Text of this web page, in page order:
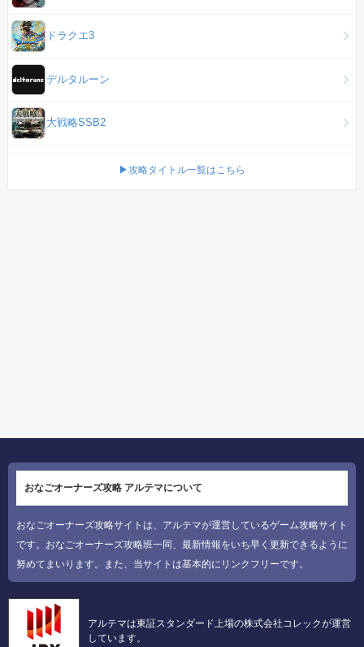
ドラクエ3
デルタルーン
大戦略SSB2
▶攻略タイトル一覧はこちら
おなごオーナーズ攻略 アルテマについて
おなごオーナーズ攻略サイトは、アルテマが運営しているゲーム攻略サイト
です。おなごオーナーズ攻略班一同、最新情報をいち早く更新できるように
努めてまいります。また、当サイトは基本的にリンクフリーです。
アルテマは東証スタンダード上場の株式会社コレックが運営
しています。